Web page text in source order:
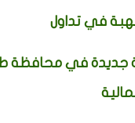
في تداول
جديدة في محافظة